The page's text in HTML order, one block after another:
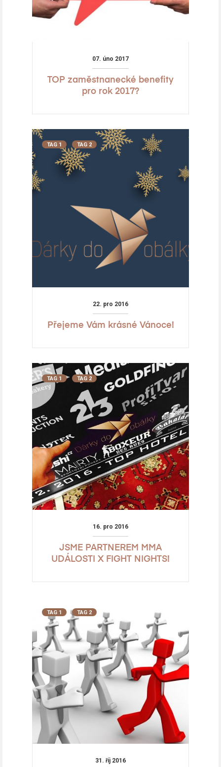
07. úno 2017
TOP zaměstnanecké benefity
pro rok 2017?
TAG 1 TAG 2
22. pro 2016
Přejeme Vám krásné Vánoce!
TAG 1 TAG 2
16. pro 2016
JSME PARTNEREM MMA
UDÁLOSTI X FIGHT NIGHTS!
TAG 1 TAG 2
31. říj 2016